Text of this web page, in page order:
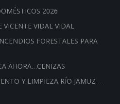
2026
VICENTE VIDAL VIDAL
FORESTALES PARA
AHORA…CENIZAS
Y LIMPIEZA RÍO JAMUZ –